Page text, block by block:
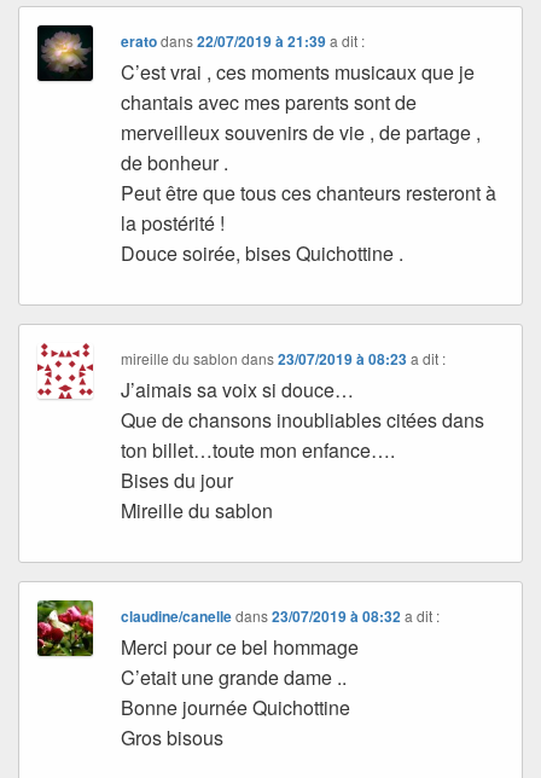
eratodans22/07/2019 à 21:39 a dit :
C’est vrai , ces moments musicaux que je
chantais avec mes parents sont de
merveilleux souvenirs de vie , de partage ,
de bonheur .
Peut être que tous ces chanteurs resteront à
la postérité !
Douce soirée, bises Quichottine .
mireille du sablon dans23/07/2019 à 08:23 a dit :
J’aimais sa voix si douce…
Que de chansons inoubliables citées dans
ton billet…toute mon enfance….
Bises du jour
Mireille du sablon
claudine/canelledans23/07/2019 à 08:32 a dit :
Merci pour ce bel hommage
C’etait une grande dame ..
Bonne journée Quichottine
Gros bisous